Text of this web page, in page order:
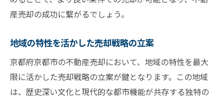
産売却の成功に繋がるでしょう。
地域の特性を活かした売却戦略の立案
京都府京都市の不動産売却において、地域の特性を最大
限に活かした売却戦略の立案が鍵となります。この地域
は、歴史深い文化と現代的な都市機能が共存する独特の